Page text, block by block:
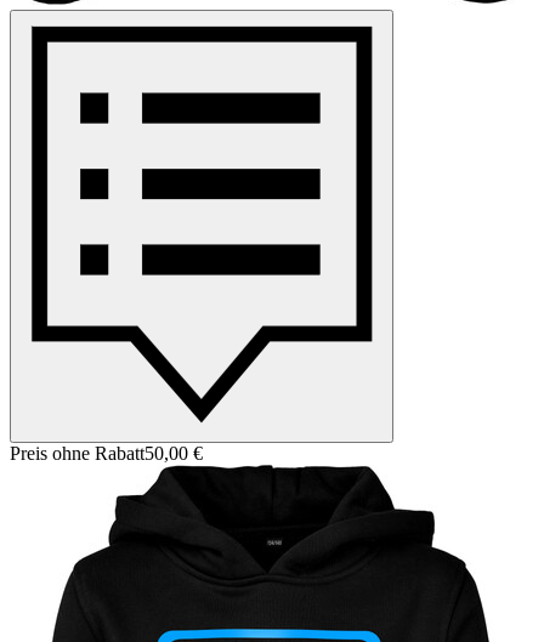
Preis ohne Rabatt50,00 €